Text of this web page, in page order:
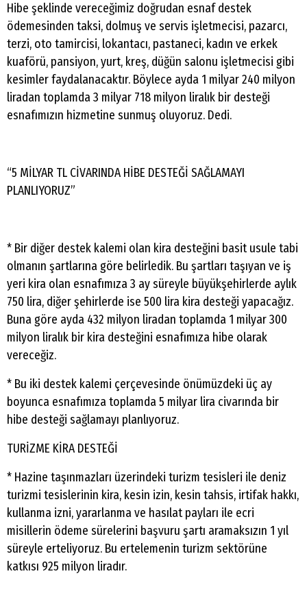
Hibe şeklinde vereceğimiz doğrudan esnaf destek
ödemesinden taksi, dolmuş ve servis işletmecisi, pazarcı,
terzi, oto tamircisi, lokantacı, pastaneci, kadın ve erkek
kuaförü, pansiyon, yurt, kreş, düğün salonu işletmecisi gibi
kesimler faydalanacaktır. Böylece ayda 1 milyar 240 milyon
liradan toplamda 3 milyar 718 milyon liralık bir desteği
esnafımızın hizmetine sunmuş oluyoruz. Dedi.
“5 MİLYAR TL CİVARINDA HİBE DESTEĞİ SAĞLAMAYI
PLANLIYORUZ”
* Bir diğer destek kalemi olan kira desteğini basit usule tabi
olmanın şartlarına göre belirledik. Bu şartları taşıyan ve iş
yeri kira olan esnafımıza 3 ay süreyle büyükşehirlerde aylık
750 lira, diğer şehirlerde ise 500 lira kira desteği yapacağız.
Buna göre ayda 432 milyon liradan toplamda 1 milyar 300
milyon liralık bir kira desteğini esnafımıza hibe olarak
vereceğiz.
* Bu iki destek kalemi çerçevesinde önümüzdeki üç ay
boyunca esnafımıza toplamda 5 milyar lira civarında bir
hibe desteği sağlamayı planlıyoruz.
TURİZME KİRA DESTEĞİ
* Hazine taşınmazları üzerindeki turizm tesisleri ile deniz
turizmi tesislerinin kira, kesin izin, kesin tahsis, irtifak hakkı,
kullanma izni, yararlanma ve hasılat payları ile ecri
misillerin ödeme sürelerini başvuru şartı aramaksızın 1 yıl
süreyle erteliyoruz. Bu ertelemenin turizm sektörüne
katkısı 925 milyon liradır.